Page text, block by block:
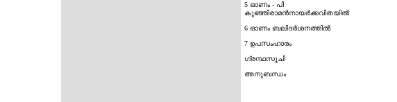
5 ഓണം - പി
കു‍ഞ്ഞിരാമന്‍നായര്‍ക്കവിതയില്‍
6 ഓണം ബലിദര്‍ശനത്തില്‍
7 ഉപസംഹാരം
ഗ്രന്ഥസൂചി
അനുബന്ധം